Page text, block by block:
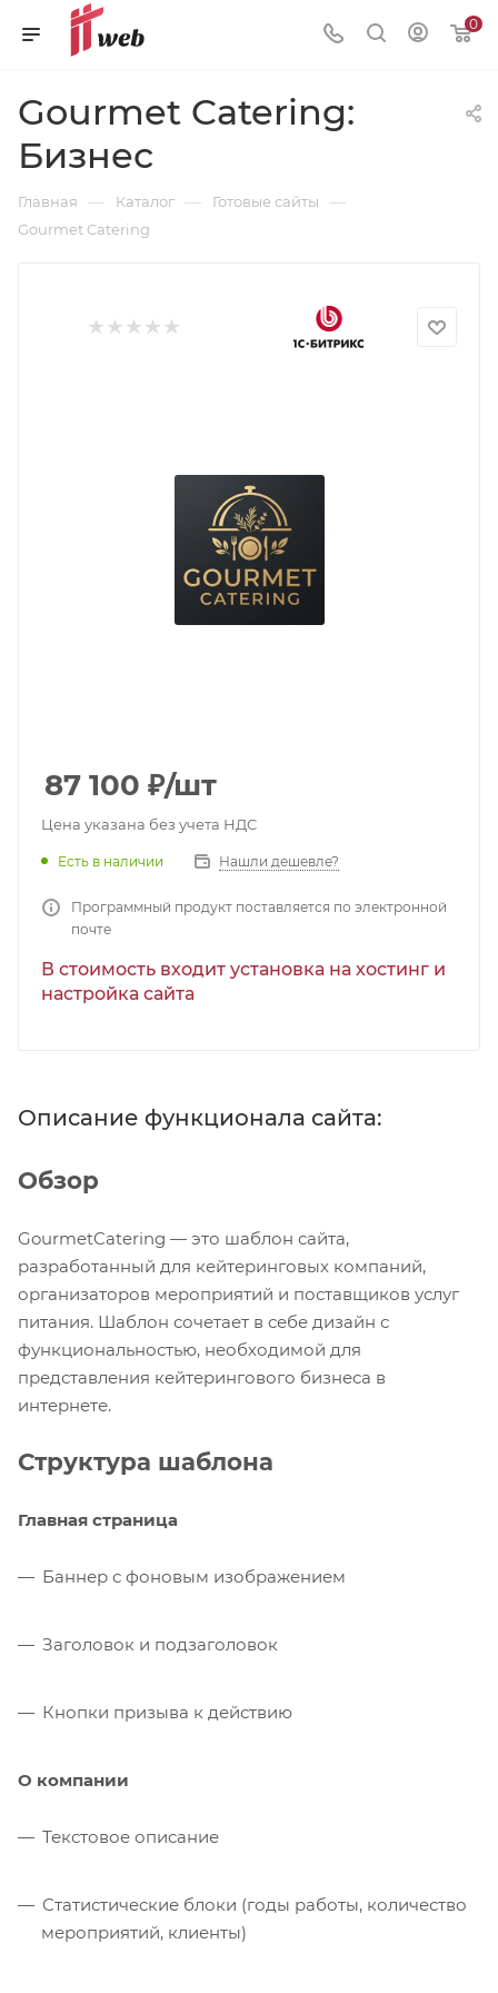
0
Gourmet Catering:
Бизнес
Главная — Каталог — Готовые сайты —
Gourmet Catering
87 100 ₽/шт
Цена указана без учета НДС
Есть в наличии Нашли дешевле?
Программный продукт поставляется по электронной
почте
В стоимость входит установка на хостинг и
настройка сайта
Описание функционала сайта:
Обзор
GourmetCatering — это шаблон сайта,
разработанный для кейтеринговых компаний,
организаторов мероприятий и поставщиков услуг
питания. Шаблон сочетает в себе дизайн с
функциональностью, необходимой для
представления кейтерингового бизнеса в
интернете.
Структура шаблона
Главная страница
Баннер с фоновым изображением
Заголовок и подзаголовок
Кнопки призыва к действию
О компании
Текстовое описание
Статистические блоки (годы работы, количество
мероприятий, клиенты)